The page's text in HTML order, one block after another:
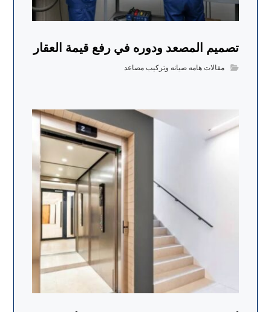
تصميم المصعد ودوره في رفع قيمة العقار
مقالات هامه صيانه وتركيب مصاعد